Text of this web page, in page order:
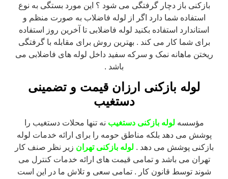
بازکنی باز دچار گرفتگی می شود ؟ این مورد بستگی به نوع
استفاده شما دارد اگر از لوله فاضلاب به صورت منظم و
استاندارد استفاده بکنید لوله فاضلابی تا آخرین روز استفاده
برای شما کار می کند . بهترین روش برای مقابله با گرفتگی
ریختن ماهانه نمک و سرکه سفید داخل لوله های فاضلابی می
باشد .
لوله بازکنی ارزان قیمت و تضمینی
دستغیب
مؤسسهلوله بازکنی دستغیبنه تنها محلات دستغیب را
پوشش می دهد بلکه مناطق حومه را برای ارائه خدمات لوله
بازکنی پوشش می دهد .لوله بازکنی تهران زیر نظر صنف کار
تهران می باشد و تمامی قیمت های ارائه خدمات کنترل می
شوند توسط قانون کار . تمامی سعی و تلاش ما در این است